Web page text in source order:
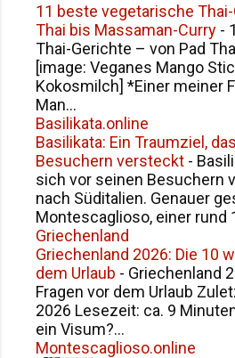
11 beste vegetarische
Thai bis Massaman-Curry -
Thai-Gerichte – von Pad
[image: Veganes Mango
Kokosmilch] *Einer meiner
Man...
Basilikata.online
Basilikata: Ein Traumziel,
Besuchern versteckt -
sich vor seinen Besuchern
nach Süditalien. Genauer
Montescaglioso, einer rund
Griechenland
Griechenland 2026: Die 10
dem Urlaub - Griechenland
Fragen vor dem Urlaub
2026 Lesezeit: ca. 9
ein Visum?...
Montescaglioso.online